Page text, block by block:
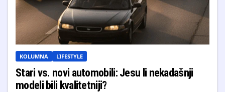
KOLUMNA LIFESTYLE
Stari vs. novi automobili: Jesu li nekadašnji
modeli bili kvalitetniji?